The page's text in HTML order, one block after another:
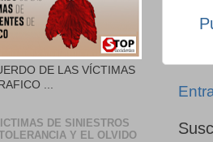
DE LAS VÍCTIMAS
...
DE SINIESTROS
Y EL OLVIDO